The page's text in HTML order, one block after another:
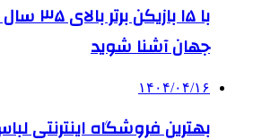
با ۱۵
جهان آشنا شوید
۱۴۰۴/۰۴/۱۶
بهترین فروشگاه اینترنتی